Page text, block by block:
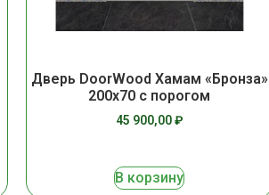
Дверь DoorWood Хамам «Бронза»
200х70 с порогом
45 900,00₽
В корзину